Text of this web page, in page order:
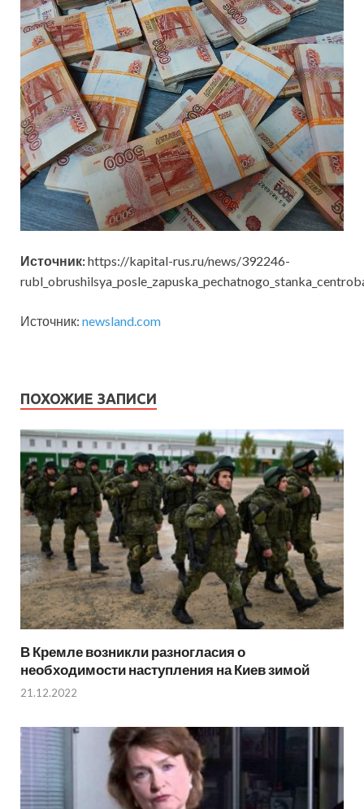
Источник:https://kapital-rus.ru/news/392246-
Источник: newsland.com
ПОХОЖИЕ ЗАПИСИ
В Кремле возникли разногласия о
необходимости наступления на Киев зимой
21.12.2022